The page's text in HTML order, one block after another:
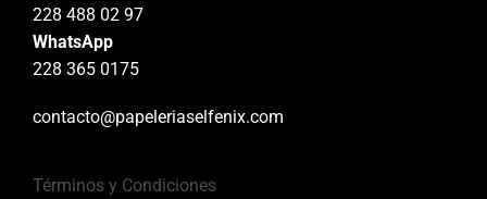
228 488 02 97
WhatsApp
228 365 0175
contacto@papeleriaselfenix.com
Términos y Condiciones